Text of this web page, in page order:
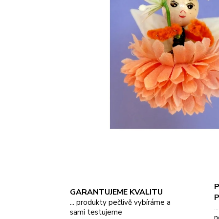
GARANTUJEME KVALITU
... produkty pečlivě vybíráme a
sami testujeme